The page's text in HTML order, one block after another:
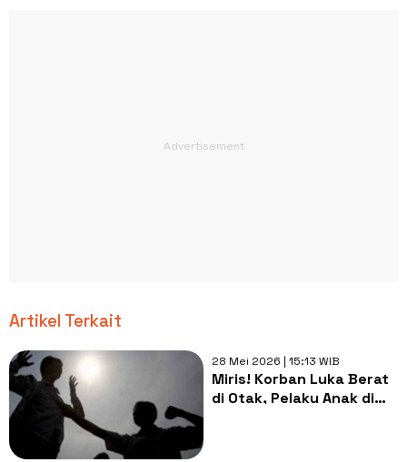
Artikel Terkait
28 Mei 2026 | 15:13 WIB
Miris! Korban Luka Berat
di Otak, Pelaku Anak di